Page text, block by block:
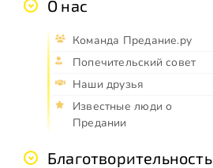
О нас
Команда Предание.ру
Попечительский совет
Наши друзья
Известные люди о
Предании
Благотворительность